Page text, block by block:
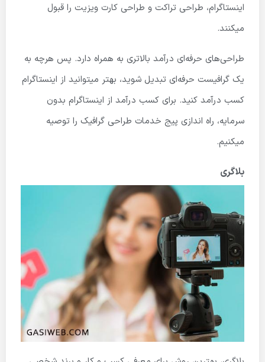
اینستاگرام، طراحی تراکت و طراحی کارت ویزیت را قبول
میکنند.
طراحی‌های حرفه‌ای درآمد بالاتری به همراه دارد. پس هرچه به
یک گرافیست حرفه‌ای تبدیل شوید، بهتر میتوانید از اینستاگرام
کسب درآمد کنید. برای کسب درآمد از اینستاگرام بدون
سرمایه، راه اندازی پیج خدمات طراحی گرافیک را توصیه
میکنیم.
بلاگری